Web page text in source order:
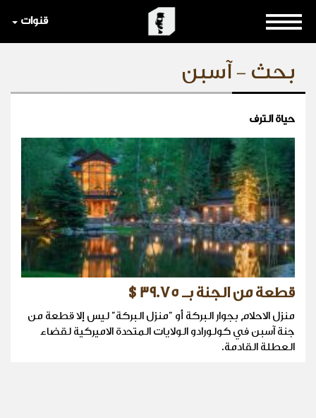
قنوات
بحث - آسبن
حياة الترف
قطعة من الجنة بـ 39.75$
منزل الاحلام بجوار البركة أو "منزل البركة" ليس إلا قطعة من
جنة آسبن في كولورادو الولايات المتحدة الاميركية لقضاء
العطلة القادمة.